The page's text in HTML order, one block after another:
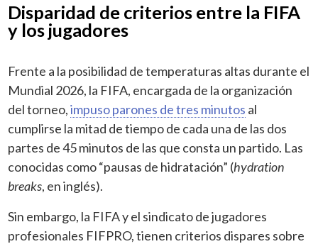
Disparidad de criterios entre la FIFA
y los jugadores
Frente a la posibilidad de temperaturas altas durante el
Mundial 2026, la FIFA, encargada de la organización
del torneo,impuso parones de tres minutos al
cumplirse la mitad de tiempo de cada una de las dos
partes de 45 minutos de las que consta un partido. Las
conocidas como “pausas de hidratación” (hydration
breaks, en inglés).
Sin embargo, la FIFA y el sindicato de jugadores
profesionales FIFPRO, tienen criterios dispares sobre